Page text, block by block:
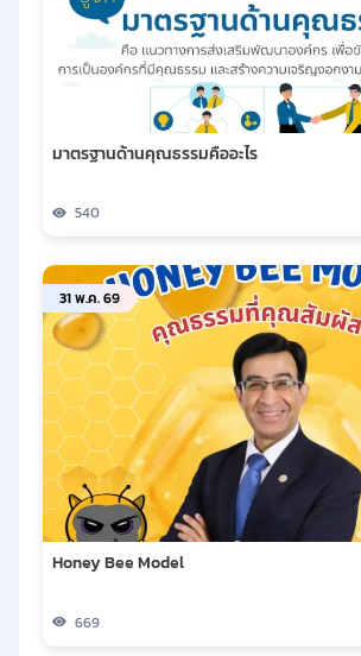
มาตรฐานด้านคุณธรรมคืออะไร
540
31 พ.ค. 69
Honey Bee Model
669